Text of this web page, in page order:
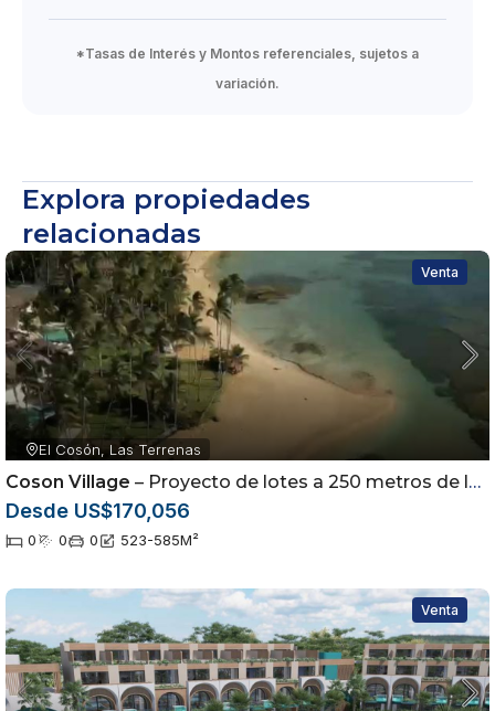
*Tasas de Interés y Montos referenciales, sujetos a
variación.
Explora propiedades
relacionadas
Venta
El Cosón, Las Terrenas
Coson Village – Proyecto de lotes a 250 metros de la playa
Desde US$170,056
0 0 0 523-585M²
Venta